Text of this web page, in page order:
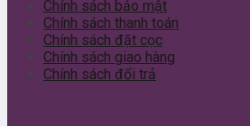
Chính sách bảo mật
Chính sách thanh toán
Chính sách đặt cọc
Chính sách giao hàng
Chính sách đổi trả